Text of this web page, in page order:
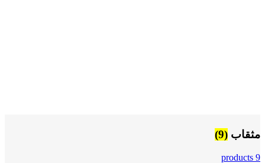
مثقاب (9)
9 products